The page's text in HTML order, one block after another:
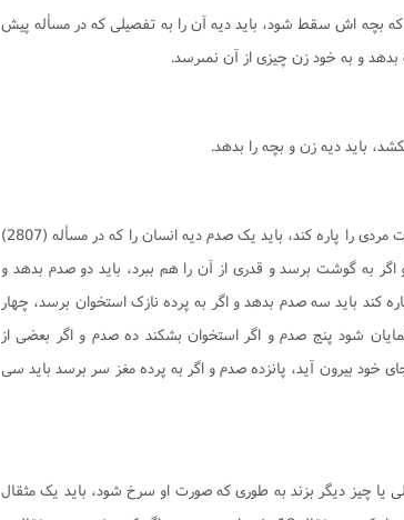
که بچه اش سقط شود، بايد ديه آن را به تفصيلى که در مسأله پيش
و به خود زن چيزى از آن نمىرسد.
بايد ديه زن و بچه را بدهد.
اگر پوست سر، يا صورت مردى را پاره کند، بايد يک صدم ديه انسان را که در مسأله (2807)
به گوشت برسد و قدرى از آن را هم ببرد، بايد دو صدم بدهد و
کند بايد سه صدم بدهد و اگر به پرده نازک استخوان برسد، چهار
شود پنج صدم و اگر استخوان بشکند ده صدم و اگر بعضى از
خود بيرون آيد، پانزده صدم و اگر به پرده مغز سر برسد بايد سى
يا چيز ديگر بزند به طورى که صورت او سرخ شود، بايد يک مثقال